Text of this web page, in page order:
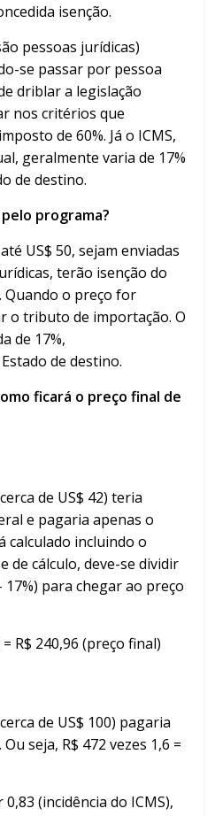
isenção.
pessoas jurídicas)
se passar por pessoa
driblar a legislação
nos critérios que
de 60%. Já o ICMS,
geralmente varia de 17%
de destino.
programa?
US$ 50, sejam enviadas
terão isenção do
Quando o preço for
o tributo de importação. O
de 17%,
de destino.
ficará o preço final de
de US$ 42) teria
e pagaria apenas o
calculado incluindo o
de cálculo, deve-se dividir
para chegar ao preço
R$ 240,96 (preço final)
de US$ 100) pagaria
seja, R$ 472 vezes 1,6 =
(incidência do ICMS),